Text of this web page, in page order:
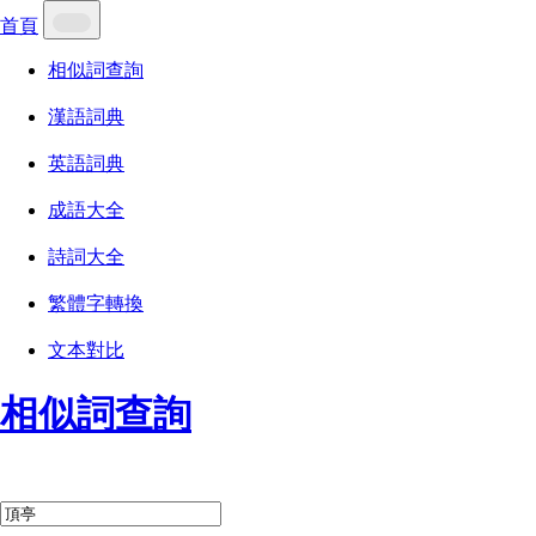
首頁
相似詞查詢
漢語詞典
英語詞典
成語大全
詩詞大全
繁體字轉換
文本對比
相似詞查詢